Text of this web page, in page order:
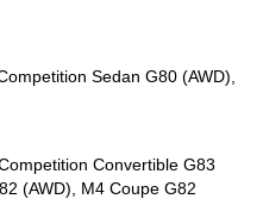
Sedan G80 (AWD),
Convertible G83
(AWD), M4 Coupe G82